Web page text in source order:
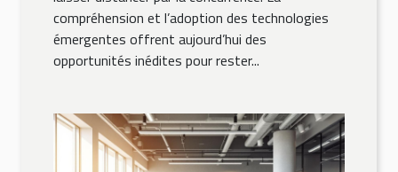
compréhension et l’adoption des technologies
émergentes offrent aujourd’hui des
opportunités inédites pour rester...